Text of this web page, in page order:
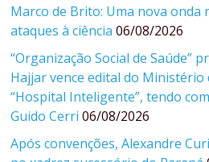
Marco de Brito: Uma nova onda
ataques à ciência 06/08/2026
“Organização Social de Saúde”
Hajjar vence edital do Ministério
“Hospital Inteligente”, tendo
Guido Cerri 06/08/2026
Após convenções, Alexandre